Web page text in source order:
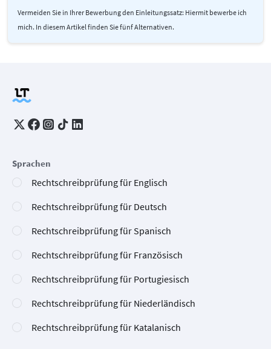
Vermeiden Sie in Ihrer Bewerbung den Einleitungssatz: Hiermit bewerbe ich
mich. In diesem Artikel finden Sie fünf Alternativen.
Sprachen
Rechtschreibprüfung für Englisch
Rechtschreibprüfung für Deutsch
Rechtschreibprüfung für Spanisch
Rechtschreibprüfung für Französisch
Rechtschreibprüfung für Portugiesisch
Rechtschreibprüfung für Niederländisch
Rechtschreibprüfung für Katalanisch